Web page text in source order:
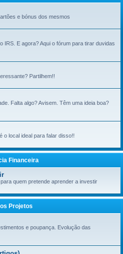
e bónus dos mesmos
IRS. E agora? Aqui o fórum para tirar duvidas
Partilhem!!
Falta algo? Avisem. Têm uma ideia boa?
o local ideal para falar disso!!
Financeira
quem pretende aprender a investir
Projetos
e poupança. Evolução das